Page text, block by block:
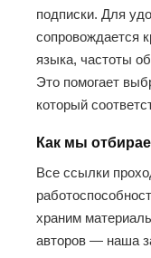
подписки. Для
сопровождается
языка, частоты
Это помогает
который
Как мы
Все ссылки
храним
авторов — наша